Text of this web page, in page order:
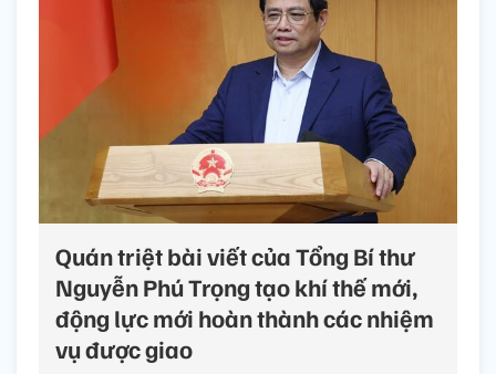
Quán triệt bài viết của Tổng Bí thư
Nguyễn Phú Trọng tạo khí thế mới,
động lực mới hoàn thành các nhiệm
vụ được giao